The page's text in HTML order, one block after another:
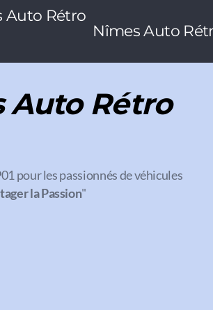
Nîmes Auto
Auto Rétro
pour les passionnés de véhicules
la Passion"